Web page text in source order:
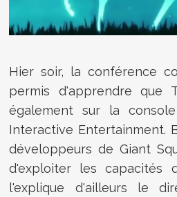
Hier soir, la conférence
permis d'apprendre que
également sur la
Interactive Entertainment.
développeurs de Giant
d'exploiter les capacités
l'explique d'ailleurs le